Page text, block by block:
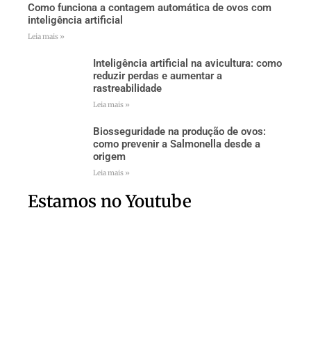
Como funciona a contagem automática de ovos com
inteligência artificial
Leia mais »
Inteligência artificial na avicultura: como
reduzir perdas e aumentar a
rastreabilidade
Leia mais »
Biosseguridade na produção de ovos:
como prevenir a Salmonella desde a
origem
Leia mais »
Estamos no Youtube